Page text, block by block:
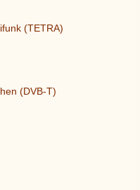
(TETRA)
(DVB-T)